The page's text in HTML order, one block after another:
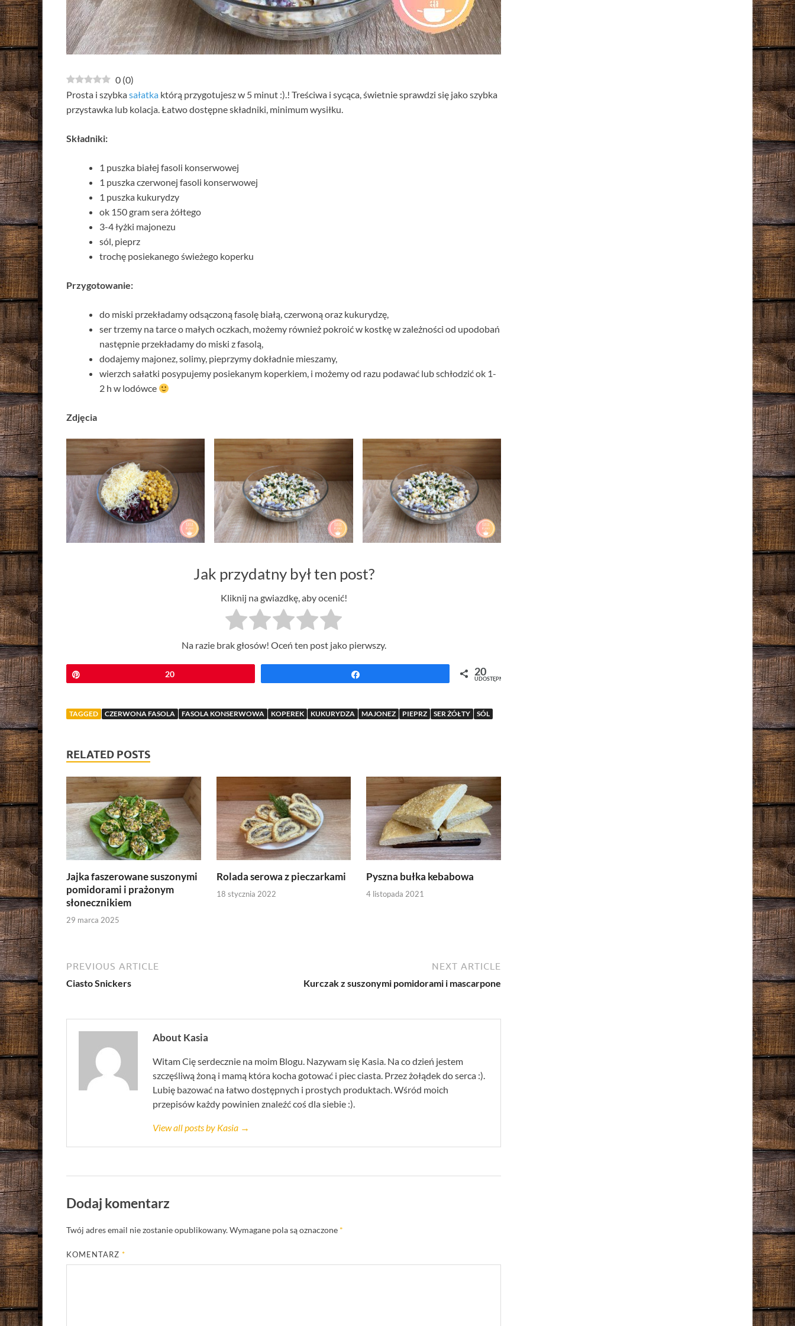
0 (0)
Prosta i szybkasałatka którą przygotujesz w 5 minut :).! Treściwa i sycąca, świetnie sprawdzi się jako szybka
przystawka lub kolacja. Łatwo dostępne składniki, minimum wysiłku.
Składniki:
1 puszka białej fasoli konserwowej
1 puszka czerwonej fasoli konserwowej
1 puszka kukurydzy
ok 150 gram sera żółtego
3-4 łyżki majonezu
sól, pieprz
trochę posiekanego świeżego koperku
Przygotowanie:
do miski przekładamy odsączoną fasolę białą, czerwoną oraz kukurydzę,
ser trzemy na tarce o małych oczkach, możemy również pokroić w kostkę w zależności od upodobań
następnie przekładamy do miski z fasolą,
dodajemy majonez, solimy, pieprzymy dokładnie mieszamy,
wierzch sałatki posypujemy posiekanym koperkiem, i możemy od razu podawać lub schłodzić ok 1-
2 h w lodówce
Zdjęcia
Jak przydatny był ten post?
Kliknij na gwiazdkę, aby ocenić!
Na razie brak głosów! Oceń ten post jako pierwszy.
20 20
UDOSTĘPNIEŃ
TAGGED CZERWONA FASOLA FASOLA KONSERWOWA KOPEREK KUKURYDZA MAJONEZ PIEPRZ SER ŻÓŁTY SÓL
RELATED POSTS
Jajka faszerowane suszonymi
pomidorami i prażonym
słonecznikiem
29 marca 2025
Rolada serowa z pieczarkami
18 stycznia 2022
Pyszna bułka kebabowa
4 listopada 2021
PREVIOUS ARTICLE
Ciasto Snickers
NEXT ARTICLE
Kurczak z suszonymi pomidorami i mascarpone
About Kasia
Witam Cię serdecznie na moim Blogu. Nazywam się Kasia. Na co dzień jestem
szczęśliwą żoną i mamą która kocha gotować i piec ciasta. Przez żołądek do serca :).
Lubię bazować na łatwo dostępnych i prostych produktach. Wśród moich
przepisów każdy powinien znaleźć coś dla siebie :).
View all posts by Kasia →
Dodaj komentarz
Twój adres email nie zostanie opublikowany.Wymagane pola są oznaczone *
KOMENTARZ*